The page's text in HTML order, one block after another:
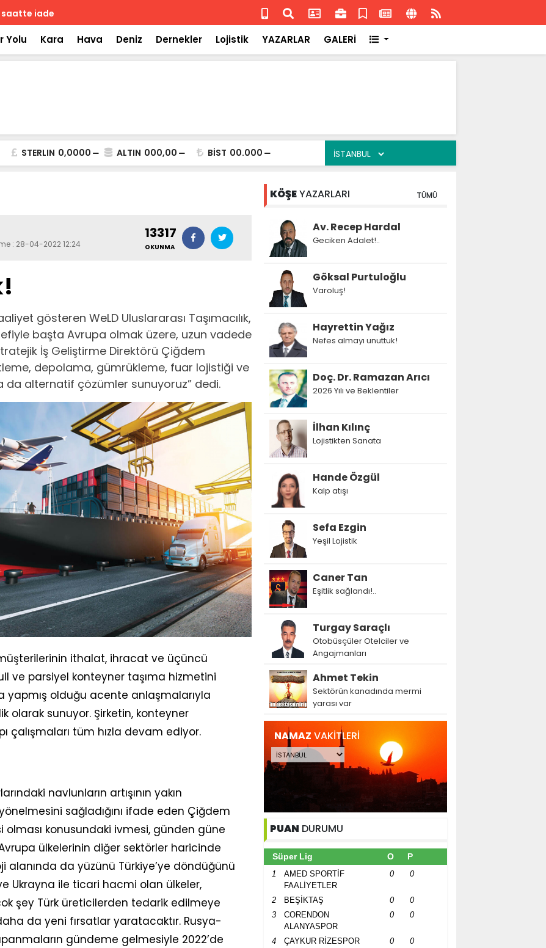
Isuzu'nun Fransa'daki başarısı
Yolu Kara Hava Deniz Dernekler Lojistik YAZARLAR GALERİ
STERLIN 0,0000 ALTIN 000,00 BİST 00.000
: 28-04-2022 12:24
13317
OKUNMA
gösteren WeLD Uluslararası Taşımacılık,
başta Avrupa olmak üzere, uzun vadede
İş Geliştirme Direktörü Çiğdem
depolama, gümrükleme, fuar lojistiği ve
da alternatif çözümler sunuyoruz” dedi.
müşterilerinin ithalat, ihracat ve üçüncü
ve parsiyel konteyner taşıma hizmetini
yapmış olduğu acente anlaşmalarıyla
olarak sunuyor. Şirketin, konteyner
çalışmaları tüm hızla devam ediyor.
navlunların artışının yakın
sağladığını ifade eden Çiğdem
olması konusundaki ivmesi, günden güne
ülkelerinin diğer sektörler haricinde
da yüzünü Türkiye’ye döndüğünü
Ukrayna ile ticari hacmi olan ülkeler,
şey Türk üreticilerden tedarik edilmeye
da yeni fırsatlar yaratacaktır. Rusya-
gündeme gelmesiyle 2022’de
KÖŞEYAZARLARI TÜMÜ
Av. Recep Hardal
Geciken Adalet!..
Göksal Purtuloğlu
Varoluş!
Hayrettin Yağız
Nefes almayı unuttuk!
Doç. Dr. Ramazan Arıcı
2026 Yılı ve Beklentiler
İlhan Kılınç
Lojistikten Sanata
Hande Özgül
Kalp atışı
Sefa Ezgin
Yeşil Lojistik
Caner Tan
Eşitlik sağlandı!..
Turgay Saraçlı
Otobüsçüler Otelciler ve
Angajmanları
Ahmet Tekin
Sektörün kanadında mermi
yarası var
NAMAZ VAKİTLERİ
PUAN DURUMU
Süper Lig O P
1
AMED SPORTİF
FAALİYETLER
0 0
2 BEŞİKTAŞ 0
0
3
CORENDON
ALANYASPOR
0 0
4 ÇAYKUR RİZESPOR 0
0